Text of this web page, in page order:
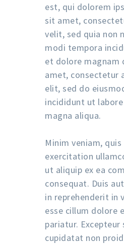
est, qui dolorem
sit amet,
velit, sed quia non
modi tempora
et dolore magnam
amet, consectetur
elit, sed do
incididunt ut
magna aliqua.
Minim veniam,
exercitation
ut aliquip ex ea
consequat. Duis
in reprehenderit in
esse cillum dolore
pariatur. Excepteur
cupidatat non